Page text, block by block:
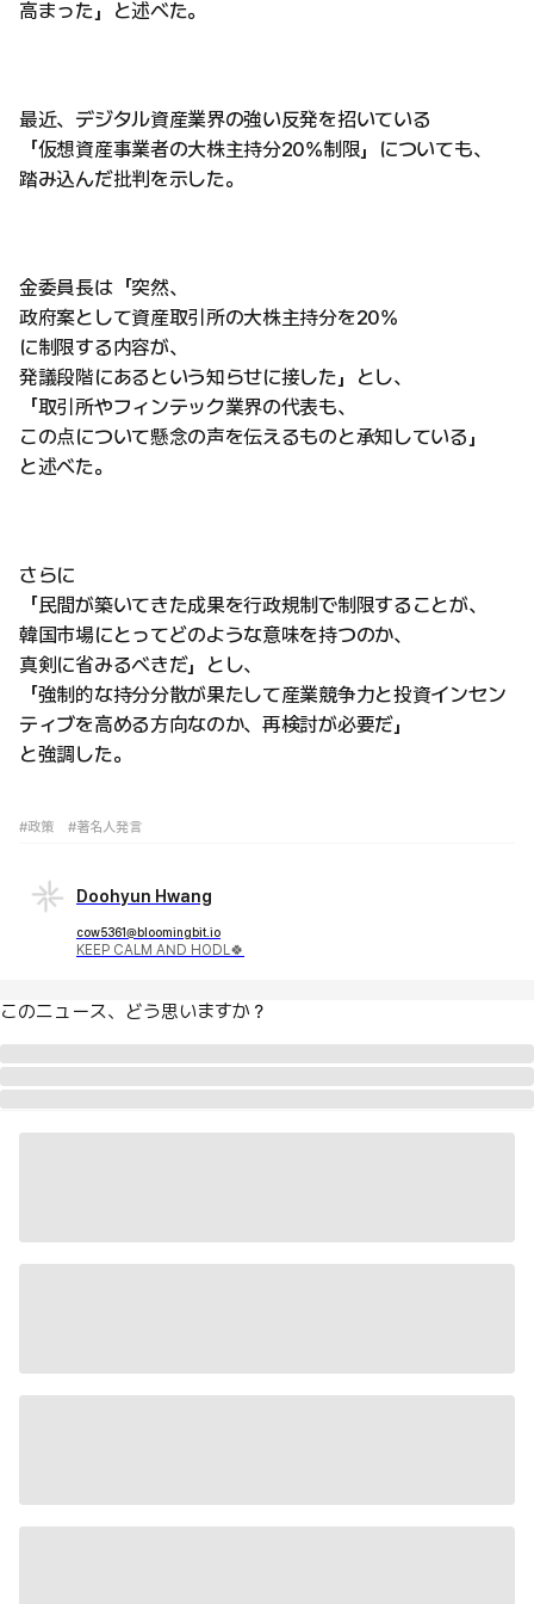
高まった」と述べた。
最近、デジタル資産業界の強い反発を招いている
「仮想資産事業者の大株主持分20%制限」についても、
踏み込んだ批判を示した。
金委員長は「突然、
政府案として資産取引所の大株主持分を20%
に制限する内容が、
発議段階にあるという知らせに接した」とし、
「取引所やフィンテック業界の代表も、
この点について懸念の声を伝えるものと承知している」
と述べた。
さらに
「民間が築いてきた成果を行政規制で制限することが、
韓国市場にとってどのような意味を持つのか、
真剣に省みるべきだ」とし、
「強制的な持分分散が果たして産業競争力と投資インセン
ティブを高める方向なのか、再検討が必要だ」
と強調した。
#政策 #著名人発言
Doohyun Hwang
cow5361@bloomingbit.io
KEEP CALM AND HODL🍀
このニュース、どう思いますか？